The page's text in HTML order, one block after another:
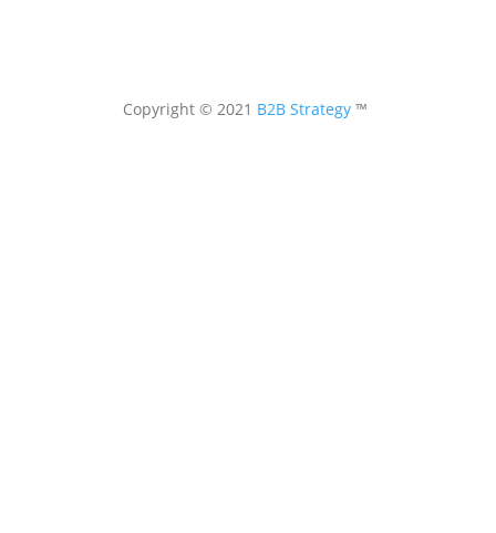
Copyright © 2021 B2B Strategy ™